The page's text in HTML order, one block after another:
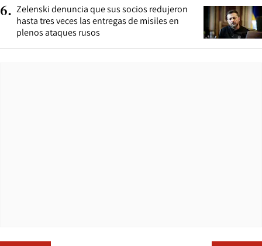
6. Zelenski denuncia que sus socios redujeron
hasta tres veces las entregas de misiles en
plenos ataques rusos